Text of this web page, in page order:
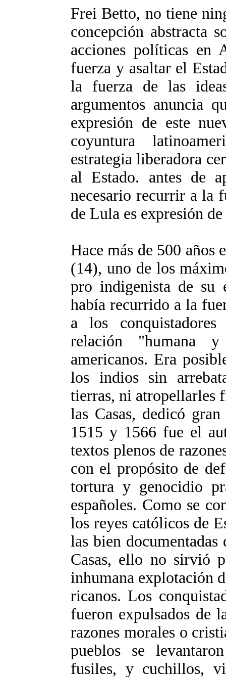
Frei Betto, no tiene
concepción abstracta
acciones políticas en
fuerza y asaltar el
la fuerza de las
argumentos anuncia
expresión de este
coyuntura
estrategia liberadora
al Estado. antes de
necesario recurrir a la
de Lula es expresión
Hace más de 500 años
(14), uno de los
pro indigenista de su
había recurrido a la
a los conquistadores
relación "humana
americanos. Era
los indios sin
tierras, ni atropellarles
las Casas, dedicó
1515 y 1566 fue el
textos plenos de
con el propósito de
tortura y genocidio
españoles. Como se
los reyes católicos de
las bien
Casas, ello no sirvió
inhumana explotación
ricanos. Los
fueron expulsados de
razones morales o
pueblos se
fusiles, y cuchillos,